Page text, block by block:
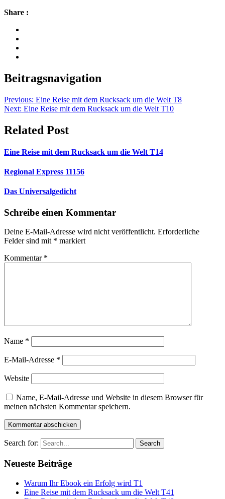
Share :
Beitragsnavigation
Previous: Eine Reise mit dem Rucksack um die Welt T8
Next: Eine Reise mit dem Rucksack um die Welt T10
Related Post
Eine Reise mit dem Rucksack um die Welt T14
Regional Express 11156
Das Universalgedicht
Schreibe einen Kommentar
Deine E-Mail-Adresse wird nicht veröffentlicht. Erforderliche
Felder sind mit * markiert
Kommentar *
Name *
E-Mail-Adresse *
Website
Name, E-Mail-Adresse und Website in diesem Browser für
meinen nächsten Kommentar speichern.
Search for:
Neueste Beiträge
Warum Ihr Ebook ein Erfolg wird T1
Eine Reise mit dem Rucksack um die Welt T41